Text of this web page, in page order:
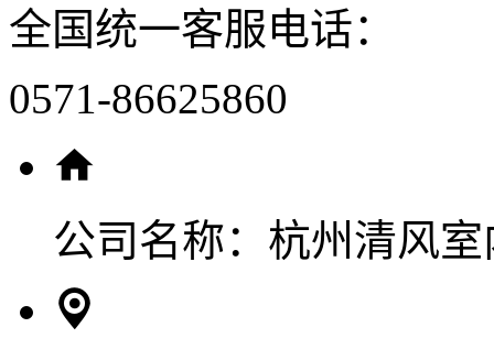
全国统一客服电话：
0571-86625860
公司名称： 杭州清风